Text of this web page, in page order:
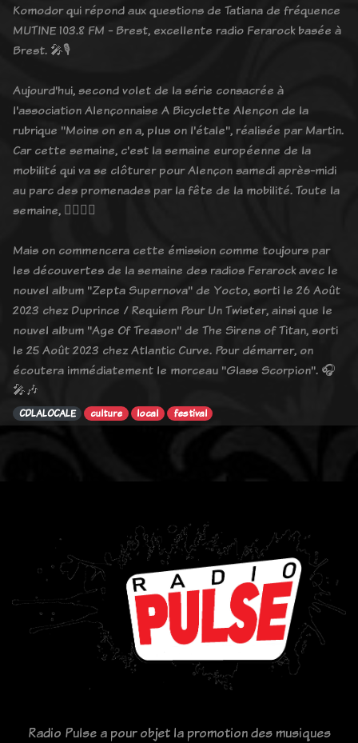
Komodor qui répond aux questions de Tatiana de fréquence
MUTINE 103.8 FM - Brest, excellente radio Ferarock basée à
Brest. 🎤🎙️
Aujourd'hui, second volet de la série consacrée à
l'association Alençonnaise A Bicyclette Alençon de la
rubrique "Moins on en a, plus on l'étale", réalisée par Martin.
Car cette semaine, c'est la semaine européenne de la
mobilité qui va se clôturer pour Alençon samedi après-midi
au parc des promenades par la fête de la mobilité. Toute la
semaine, 🚴‍♂️🚶‍♀️
Mais on commencera cette émission comme toujours par
les découvertes de la semaine des radios Ferarock avec le
nouvel album "Zepta Supernova" de Yocto, sorti le 26 Août
2023 chez Duprince / Requiem Pour Un Twister, ainsi que le
nouvel album "Age Of Treason" de The Sirens of Titan, sorti
le 25 Août 2023 chez Atlantic Curve. Pour démarrer, on
écoutera immédiatement le morceau "Glass Scorpion". 🎧
🎤🎶
CDLALOCALE culture local festival
Radio Pulse a pour objet la promotion des musiques